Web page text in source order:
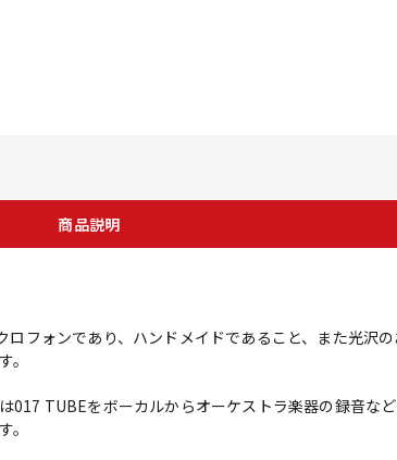
商品説明
フォンであり、ハンドメイドであること、また光沢
017 TUBEをボーカルからオーケストラ楽器の録音な